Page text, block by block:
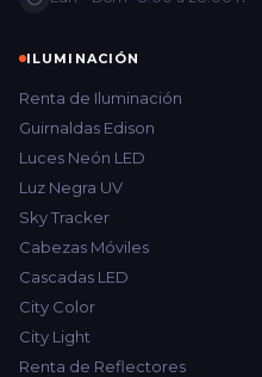
ILUMINACIÓN
Renta de Iluminación
Guirnaldas Edison
Luces Neón LED
Luz Negra UV
Sky Tracker
Cabezas Móviles
Cascadas LED
City Color
City Light
Renta de Reflectores